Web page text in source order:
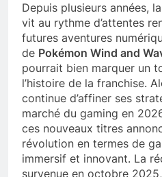
Depuis plusieurs années,
vit au rythme d’attentes
futures aventures
de Pokémon Wind and
pourrait bien marquer un
l’histoire de la franchise.
continue d’affiner ses
marché du gaming en
ces nouveaux titres
révolution en termes de
immersif et innovant. La
survenue en octobre